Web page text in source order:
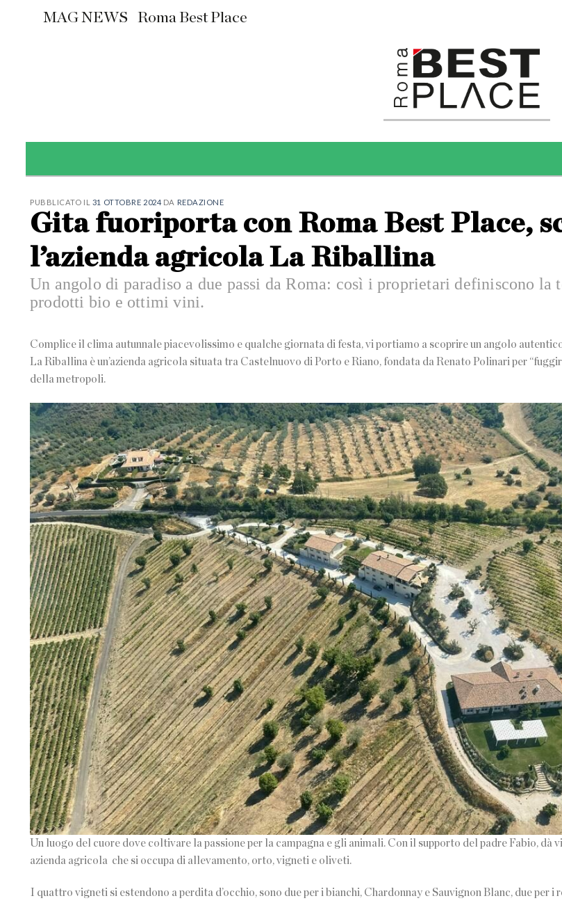
MAG NEWS Roma Best Place
PUBBLICATO IL 31 OTTOBRE 2024 DA REDAZIONE
Gita fuoriporta con Roma Best Place,
l’azienda agricola La Riballina
Un angolo di paradiso a due passi da Roma: così i proprietari definiscono la
prodotti bio e ottimi vini.
Complice il clima autunnale piacevolissimo e qualche giornata di festa, vi portiamo a scoprire un angolo
La Riballina è un’azienda agricola situata tra Castelnuovo di Porto e Riano, fondata da Renato Polinari per
della metropoli.
Un luogo del cuore dove coltivare la passione per la campagna e gli animali. Con il supporto del padre Fabio, dà
azienda agricola che si occupa di allevamento, orto, vigneti e oliveti.
I quattro vigneti si estendono a perdita d’occhio, sono due per i bianchi, Chardonnay e Sauvignon Blanc, due per i